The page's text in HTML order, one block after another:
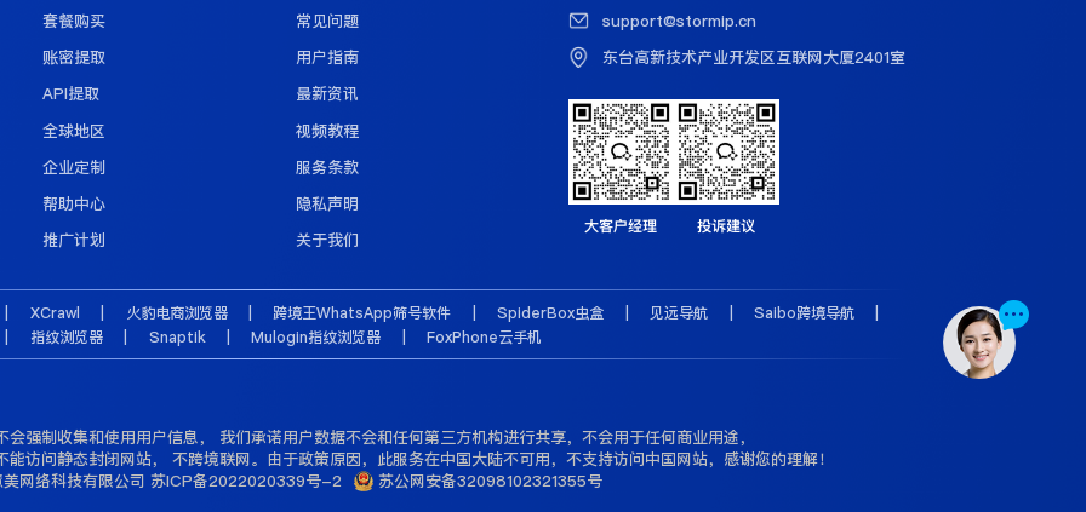
套餐购买
账密提取
API提取
全球地区
企业定制
帮助中心
推广计划
常见问题
用户指南
最新资讯
视频教程
服务条款
隐私声明
关于我们
support@stormip.cn
东台高新技术产业开发区互联网大厦2401室
大客户经理 投诉建议
XCrawl 火豹电商浏览器 跨境王WhatsApp筛号软件 SpiderBox虫盒 见远导航 Saibo跨境导航
指纹浏览器 Snaptik Mulogin指纹浏览器 FoxPhone云手机
强制收集和使用用户信息， 我们承诺用户数据不会和任何第三方机构进行共享，不会用于任何商业用途，
访问静态封闭网站， 不跨境联网。由于政策原因，此服务在中国大陆不可用，不支持访问中国网站，感谢您的理解！
网络科技有限公司 苏ICP备2022020339号-2 苏公网安备32098102321355号